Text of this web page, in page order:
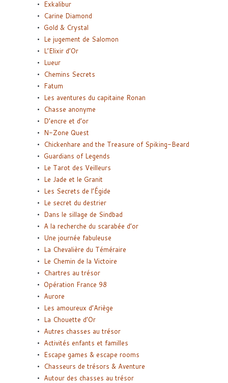
Exkalibur
Carine Diamond
Gold & Crystal
Le jugement de Salomon
L’Elixir d’Or
Lueur
Chemins Secrets
Fatum
Les aventures du capitaine Ronan
Chasse anonyme
D’encre et d’or
N-Zone Quest
Chickenhare and the Treasure of Spiking-Beard
Guardians of Legends
Le Tarot des Veilleurs
Le Jade et le Granit
Les Secrets de l’Égide
Le secret du destrier
Dans le sillage de Sindbad
A la recherche du scarabée d’or
Une journée fabuleuse
La Chevalière du Téméraire
Le Chemin de la Victoire
Chartres au trésor
Opération France 98
Aurore
Les amoureux d’Ariège
La Chouette d’Or
Autres chasses au trésor
Activités enfants et familles
Escape games & escape rooms
Chasseurs de trésors & Aventure
Autour des chasses au trésor